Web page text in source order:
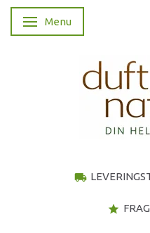
Skifte navigation
Menu
local_shipping
star